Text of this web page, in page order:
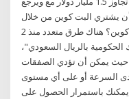
يشتري البت كوين من خلال
الباي بال، وبعد ما مدى صعوبة الدفع بالبت كوين؟ هناك طرق متعدد منذ 2
بالريال السعودي"،
حيث يمكن أن تؤدي الصفقات
السرعة أو على أي مستوى
باستمرار الحصول على